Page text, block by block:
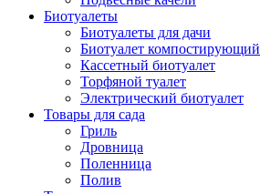
Биотуалеты
Биотуалеты для дачи
Биотуалет компостирующий
Кассетный биотуалет
Торфяной туалет
Электрический биотуалет
Товары для сада
Гриль
Дровница
Поленница
Полив